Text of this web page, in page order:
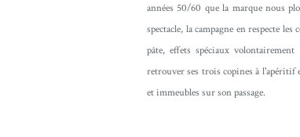
années 50/60 que la marque nous
spectacle, la campagne en respecte
pâte, effets spéciaux
retrouver ses trois copines à l'apéritif
et immeubles sur son passage.